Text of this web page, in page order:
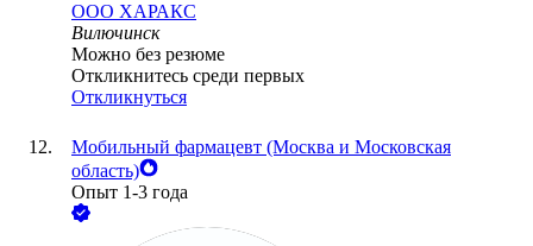
ООО ХАРАКС
Вилючинск
Можно без резюме
Откликнитесь среди первых
Откликнуться
Мобильный фармацевт (Москва и Московская
область)
Опыт 1-3 года